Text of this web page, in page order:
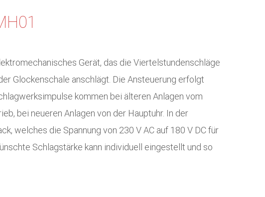
Gerät, das die Viertelstundenschläge
Glockenschale anschlägt. Die Ansteuerung erfolgt
kommen bei älteren Anlagen vom
bei neueren Anlagen von der Hauptuhr. In der
welches die Spannung von 230 V AC auf 180 V DC für
Schlagstärke kann individuell eingestellt und so